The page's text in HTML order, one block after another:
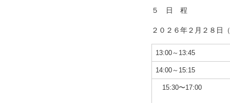
５ 日 程
２０２６年２月２８日
13:00～13:45
14:00～15:15
15:30〜17:00